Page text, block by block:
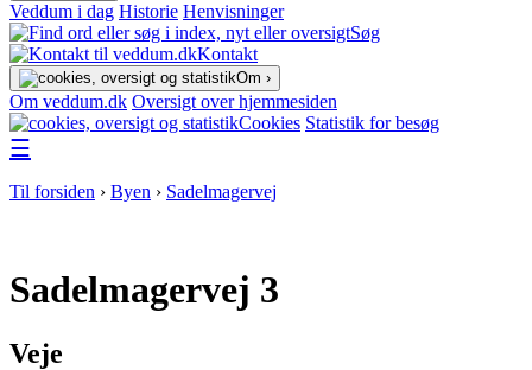
Veddum i dag Historie Henvisninger
Søg
Kontakt
Om ›
Om veddum.dk Oversigt over hjemmesiden
Cookies Statistik for besøg
☰
Til forsiden › Byen › Sadelmagervej
Sadelmagervej 3
Veje